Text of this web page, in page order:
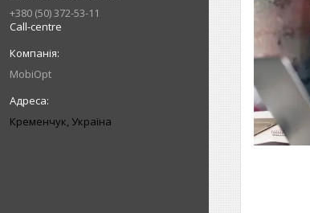
+380 (50) 372-53-11
Call-centre
MobiOpt
Кременчук, Україна